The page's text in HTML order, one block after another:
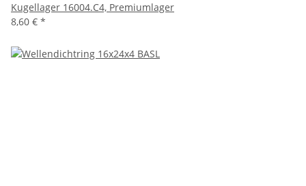
Kugellager 16004.C4, Premiumlager
8,60 € *